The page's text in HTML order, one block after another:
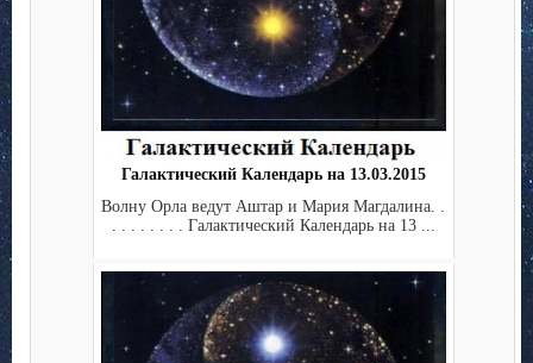
Галактический Календарь на 13.03.2015
Волну Орла ведут Аштар и Мария Магдалина. .
. . . . . . . . Галактический Календарь на 13 ...